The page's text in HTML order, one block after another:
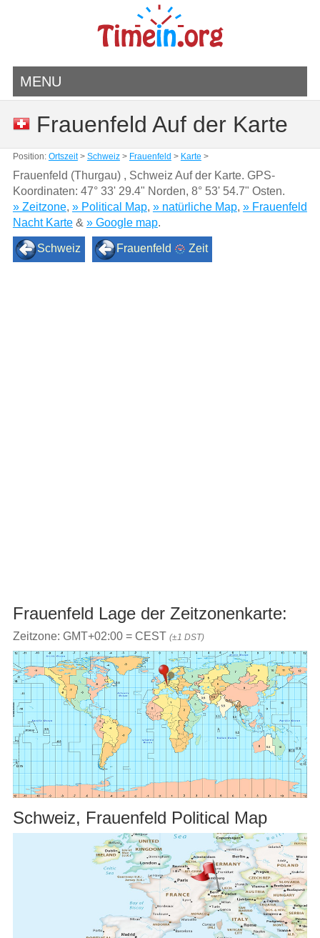
MENU
Frauenfeld Auf der Karte
Position: Ortszeit> Schweiz> Frauenfeld > Karte >
Frauenfeld (Thurgau) , Schweiz Auf der Karte. GPS-
Koordinaten: 47° 33' 29.4" Norden, 8° 53' 54.7" Osten.
» Zeitzone, » Political Map, » natürliche Map, » Frauenfeld
Nacht Karte& » Google map.
Schweiz Frauenfeld Zeit
Frauenfeld Lage der Zeitzonenkarte:
Zeitzone: GMT+02:00 = CEST (±1 DST)
Schweiz, Frauenfeld Political Map